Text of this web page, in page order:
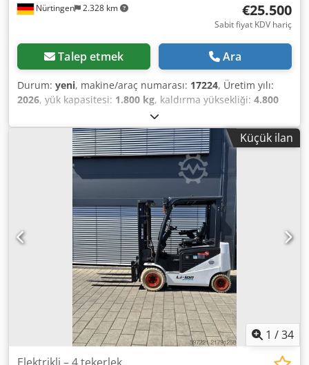
Nürtingen 2.328 km €25.500
Sabit fiyat KDV hariç
Talep etmek Ara
Durum: yeni, makine/araç numarası: 17224, Üretim yılı:
2026, yük kapasitesi: 1.800 kg, kaldırma yüksekliği: 4.800
1.484 mm
yakıt türü:elektrikli, direk tipi:triplex, inşaat yüksekliği:
, batarya voltajı:51,2 V, çatalların uzunluğu:
, ön lastik ölçüsü:18x7-6 weiss, arka lastik
16x6-8 weiss , toplam ağırlık:3.460 kg
Cedpfx Afezp Tz De Esrf Seri Numarası: OBA06-000030 Akü
Detayları: 51,2V 277Ah Lityum İyon
Küçük ilan
1 /34